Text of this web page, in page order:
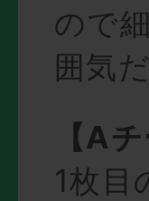
ので
囲気
【A
1枚